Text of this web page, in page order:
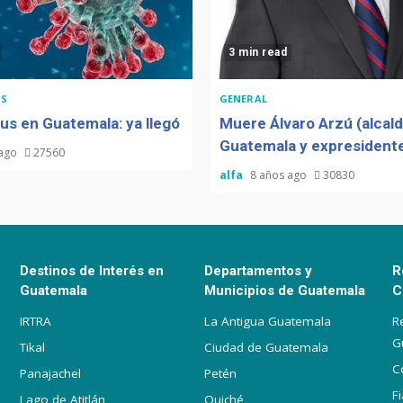
en Guatemala: ya llegó
27560
3 min read
GENERAL
Muere Álvaro Arzú
Guatemala y
alfa 8 años ago 30830
Destinos de Interés en
Guatemala
IRTRA
Tikal
Panajachel
Lago de Atitlán
Departamentos y
Municipios de Guatemala
La Antigua Guatemala
Ciudad de Guatemala
Petén
Quiché